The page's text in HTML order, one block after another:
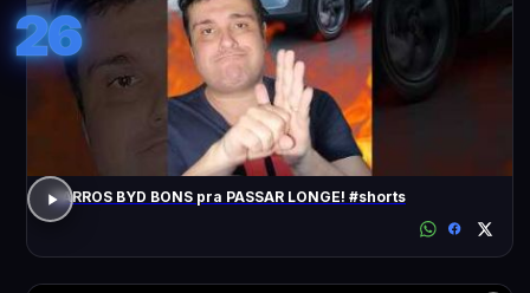
26
CARROS BYD BONS pra PASSAR LONGE! #shorts